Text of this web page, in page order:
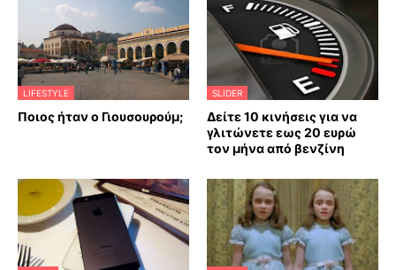
LIFESTYLE
Ποιος ήταν ο Γιουσουρούμ;
SLIDER
Δείτε 10 κινήσεις για να
γλιτώνετε εως 20 ευρώ
τον μήνα από βενζίνη